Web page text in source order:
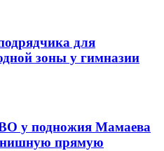
для
зоны у гимназии
у подножия Мамаева
прямую